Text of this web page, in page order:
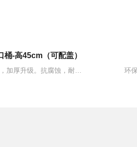
100kg黑晒水箱
环保材质，承重，加厚更耐磨，储水量大，适用于家用桶，农田用桶，化工用桶，工地用桶